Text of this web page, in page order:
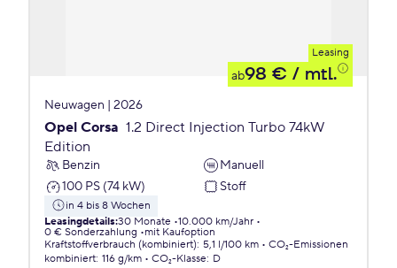
Leasing
ab98 € / mtl.
Neuwagen | 2026
Opel Corsa 1.2 Direct Injection Turbo 74kW
Edition
Benzin
Manuell
100 PS (74 kW)
Stoff
in 4 bis 8 Wochen
Leasingdetails:30 Monate 10.000 km/Jahr
0 € Sonderzahlung
mit Kaufoption
Kraftstoffverbrauch (kombiniert): 5,1 l/100 km
CO₂-Emissionen
kombiniert: 116 g/km CO₂-Klasse: D